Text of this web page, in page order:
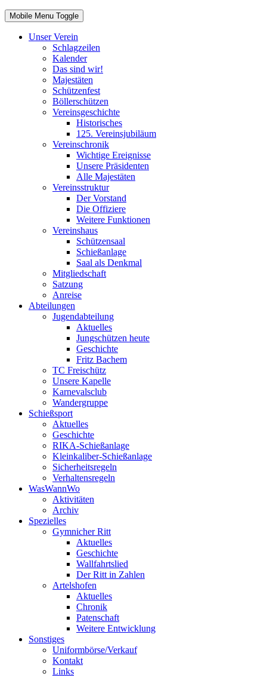
Mobile Menu Toggle
Unser Verein
Schlagzeilen
Kalender
Das sind wir!
Majestäten
Schützenfest
Böllerschützen
Vereinsgeschichte
Historisches
125. Vereinsjubiläum
Vereinschronik
Wichtige Ereignisse
Unsere Präsidenten
Alle Majestäten
Vereinsstruktur
Der Vorstand
Die Offiziere
Weitere Funktionen
Vereinshaus
Schützensaal
Schießanlage
Saal als Denkmal
Mitgliedschaft
Satzung
Anreise
Abteilungen
Jugendabteilung
Aktuelles
Jungschützen heute
Geschichte
Fritz Bachem
TC Freischütz
Unsere Kapelle
Karnevalsclub
Wandergruppe
Schießsport
Aktuelles
Geschichte
RIKA-Schießanlage
Kleinkaliber-Schießanlage
Sicherheitsregeln
Verhaltensregeln
WasWannWo
Aktivitäten
Archiv
Spezielles
Gymnicher Ritt
Aktuelles
Geschichte
Wallfahrtslied
Der Ritt in Zahlen
Artelshofen
Aktuelles
Chronik
Patenschaft
Weitere Entwicklung
Sonstiges
Uniformbörse/Verkauf
Kontakt
Links